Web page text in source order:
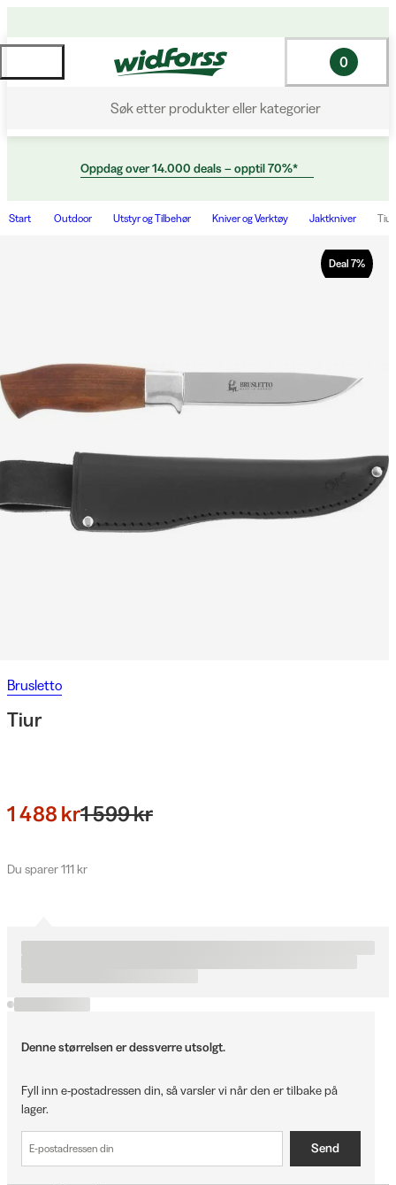
Søk etter produkter eller kategorier
0
Oppdag over 14.000 deals – opptil 70%*
Start Outdoor Utstyr og Tilbehør Kniver og Verktøy Jaktkniver Tiur
Deal 7%
Brusletto
Tiur
1 488 kr1 599 kr
Du sparer 111 kr
Denne størrelsen er dessverre utsolgt.
Fyll inn e-postadressen din, så varsler vi når den er tilbake på
lager.
Send